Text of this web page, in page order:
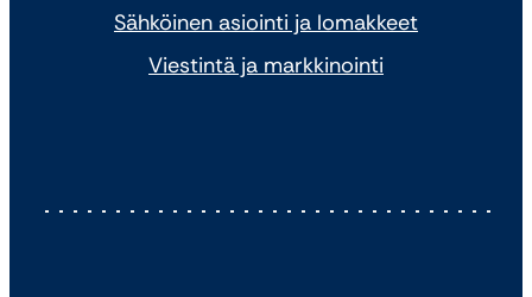
Sähköinen asiointi ja lomakkeet
Viestintä ja markkinointi